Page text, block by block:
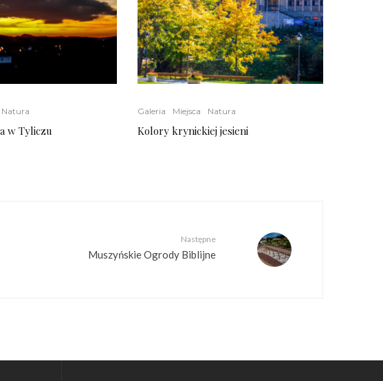
Natura
w Tyliczu
Galeria Miejsca Natura
Kolory krynickiej jesieni
Następne
Muszyńskie Ogrody Biblijne